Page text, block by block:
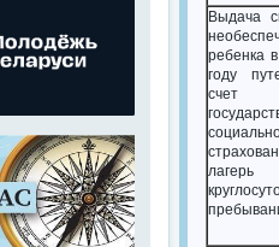
Выдача
ребенка
году
счет